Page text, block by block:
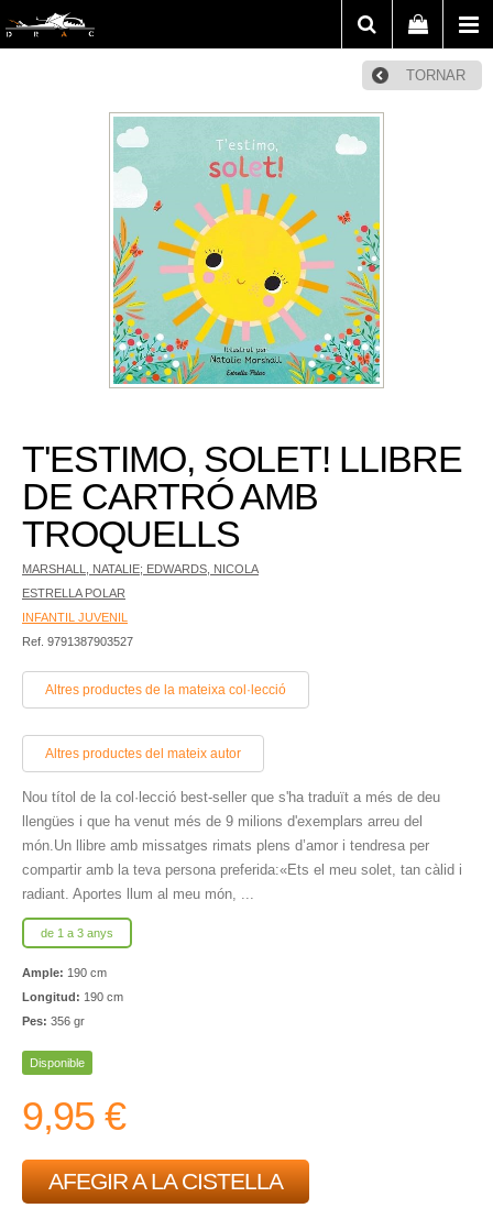
TORNAR
T'ESTIMO, SOLET! LLIBRE
DE CARTRÓ AMB
TROQUELLS
MARSHALL, NATALIE; EDWARDS, NICOLA
ESTRELLA POLAR
INFANTIL JUVENIL
Ref. 9791387903527
Altres productes de la mateixa col·lecció
Altres productes del mateix autor
Nou títol de la col·lecció best-seller que s'ha traduït a més de deu
llengües i que ha venut més de 9 milions d'exemplars arreu del
món.Un llibre amb missatges rimats plens d’amor i tendresa per
compartir amb la teva persona preferida:«Ets el meu solet, tan càlid i
radiant. Aportes llum al meu món, ...
de 1 a 3 anys
Ample: 190 cm
Longitud: 190 cm
Pes: 356 gr
Disponible
9,95 €
AFEGIR A LA CISTELLA